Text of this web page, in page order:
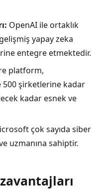
OpenAI ile ortaklık
yapay zeka
entegre etmektedir.
platform,
şirketlerine kadar
kadar esnek ve
çok sayıda siber
uzmanına sahiptir.